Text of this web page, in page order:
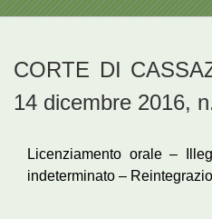
CORTE DI
14 dicembre 2016,
Licenziamento orale –
indeterminato –